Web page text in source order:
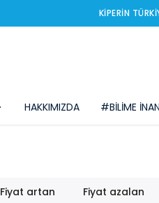
KIPERIN
HAKKIMIZDA #BİLİME
Fiyat artan Fiyat azalan